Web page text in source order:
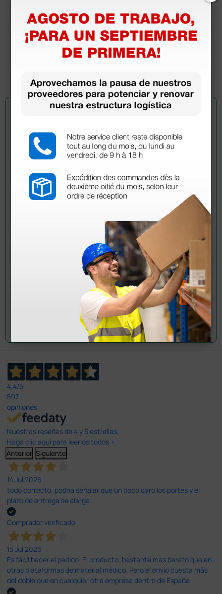
seguridad de acero inox n. 10
3,32 € 4,15 €
(Precio sin IVA)
Pregúntale a un colega
¿Todavía tienes alguna duda? ¿Necesitas más
Envía ahora mismo tu pregunta a los colegas que ya
han adquirido este producto.
Envía tu pregunta
4,4/5
597
opiniones
Nuestras reseñas de 4 y 5 estrellas.
Haga clic aquí para leerlos todos >
Anterior Siguiente
14 Jul 2026
todo correcto. podria señalar que un poco caro los portes y el
plazo de entrega se alarga.
Comprador verificado
13 Jul 2026
Es fácil hacer el pedido. El producto, bastante mas barato que en
otras plataformas de material médico. Pero el envío cuesta más
del doble que en cualquier otra empresa dentro de España.